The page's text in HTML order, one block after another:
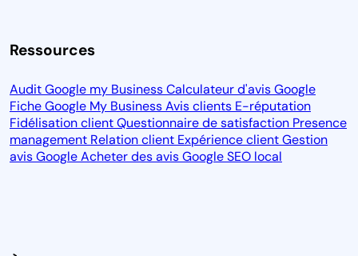
Ressources
Audit Google my BusinessCalculateur d'avis Google
Fiche Google My BusinessAvis clients E-réputation
Fidélisation clientQuestionnaire de satisfaction Presence
management Relation client Expérience clientGestion
avis GoogleAcheter des avis GoogleSEO local